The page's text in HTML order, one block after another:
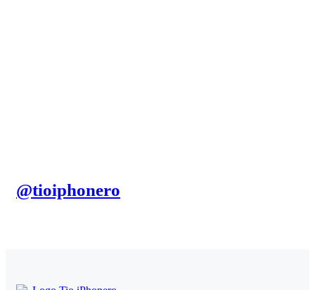
@tioiphonero